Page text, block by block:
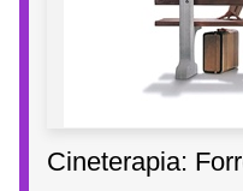
Cineterapia: